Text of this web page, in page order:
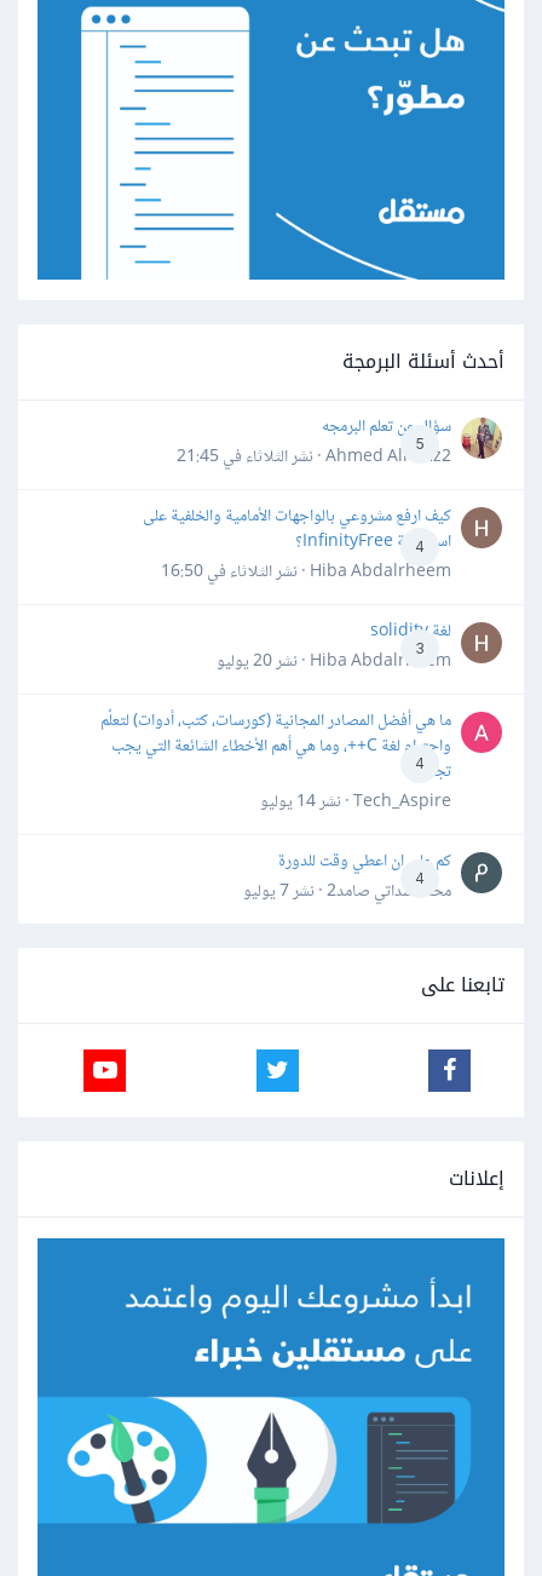
أحدث أسئلة البرمجة
5
سؤال عن تعلم البرمجه
Ahmed Alhafiz2 · نشر
الثلاثاء في 21:45
4
كيف ارفع مشروعي بالواجهات الأمامية والخلفية على
استضافة InfinityFree؟
Hiba Abdalrheem · نشر
الثلاثاء في 16:50
3
لغة solidity
Hiba Abdalrheem · نشر
20 يوليو
4
ما هي أفضل المصادر المجانية (كورسات، كتب، أدوات) لتعلّم
واحترام لغة C++، وما هي أهم الأخطاء الشائعة التي يجب
تجنبها؟
Tech_Aspire · نشر
14 يوليو
4
كم علي ان اعطي وقت للدورة
محمد سداتي صامد2 · نشر
7 يوليو
تابعنا على
إعلانات